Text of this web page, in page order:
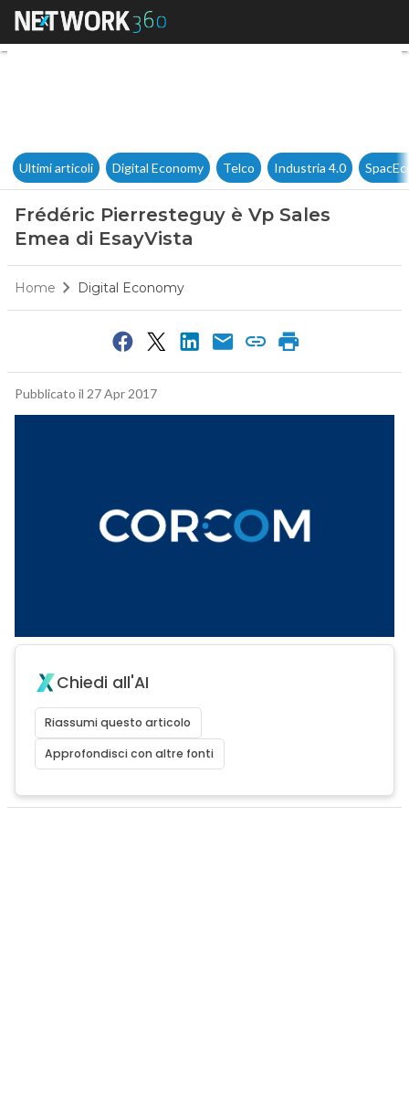
Frédéric Pierresteguy è Vp
Ultimi articoli Digital Economy Telco Industria 4.0
Frédéric Pierresteguy è Vp Sales
Emea di EsayVista
Home Digital Economy
Pubblicato il 27 Apr 2017
Chiedi all'AI
Riassumi questo articolo
Approfondisci con altre fonti